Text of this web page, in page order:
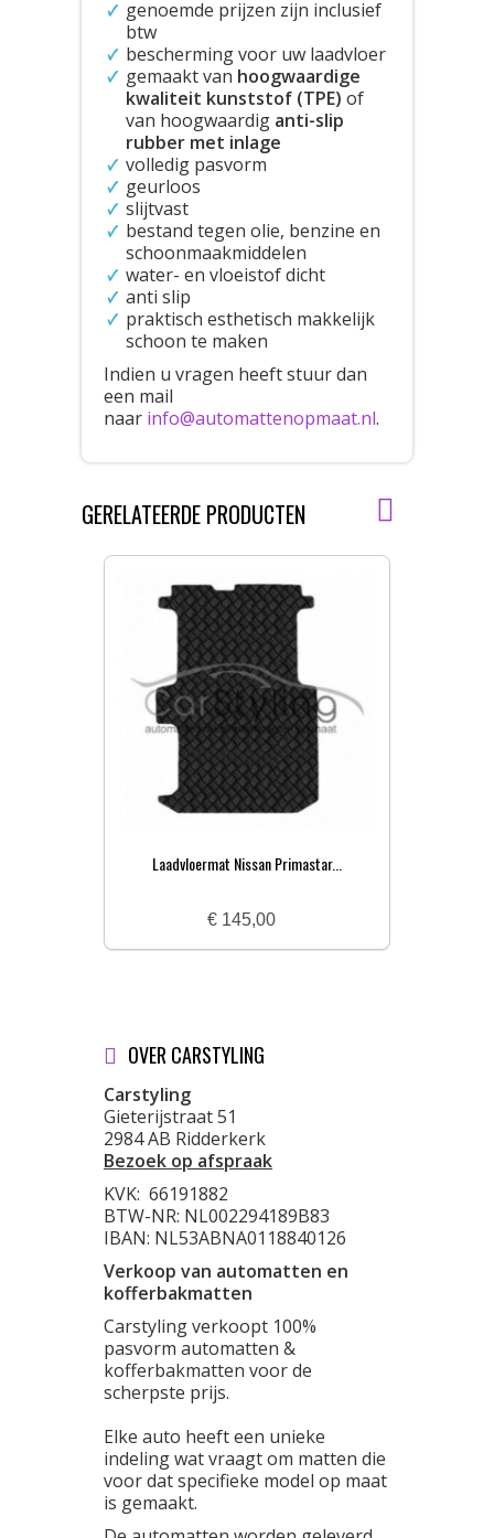
genoemde prijzen zijn inclusief
btw
bescherming voor uw laadvloer
gemaakt van hoogwaardige
kwaliteit kunststof (TPE) of
van hoogwaardig anti-slip
rubber met inlage
volledig pasvorm
geurloos
slijtvast
bestand tegen olie, benzine en
schoonmaakmiddelen
water- en vloeistof dicht
anti slip
praktisch esthetisch makkelijk
schoon te maken
Indien u vragen heeft stuur dan
een mail
naar info@automattenopmaat.nl.
GERELATEERDE PRODUCTEN
Laadvloermat Nissan Primastar...
€ 145,00
OVER CARSTYLING
Carstyling
Gieterijstraat 51
2984 AB Ridderkerk
Bezoek op afspraak
KVK: 66191882
BTW-NR: NL002294189B83
IBAN: NL53ABNA0118840126
Verkoop van automatten en
kofferbakmatten
Carstyling verkoopt 100%
pasvorm automatten &
kofferbakmatten voor de
scherpste prijs.
Elke auto heeft een unieke
indeling wat vraagt om matten die
voor dat specifieke model op maat
is gemaakt.